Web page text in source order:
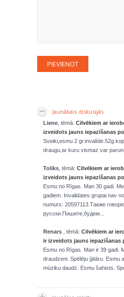
Jaunākais diskusijās
Liene , tēmā: Cilvēkiem ar
izveidots jauns iepazīšanas
Sveiki,esmu 2
draugu,ar kuru vismaz var
Toliks , tēmā: Cilvēkiem ar
izveidots jauns iepazīšanas
Esmu no Rīgas. Man 30 gadi.
gadiem. Invalidates grupai nav
numurs: 20597113.Также
русски.Пишите,будем...
Renars , tēmā: Cilvēkiem ar
ir izveidots jauns iepazīšanas
Esmu no Rīgas. Man ir 39 gadi.
draudzeni. Spēlēju ģitāru. Esmu
mūziku daudz. Esmu šahists.